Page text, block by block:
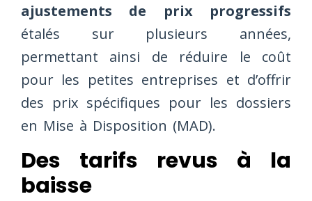
ajustements de prix progressifs
étalés sur plusieurs années,
permettant ainsi de réduire le coût
pour les petites entreprises et d’offrir
des prix spécifiques pour les dossiers
en Mise à Disposition (MAD).
Des tarifs revus à la
baisse